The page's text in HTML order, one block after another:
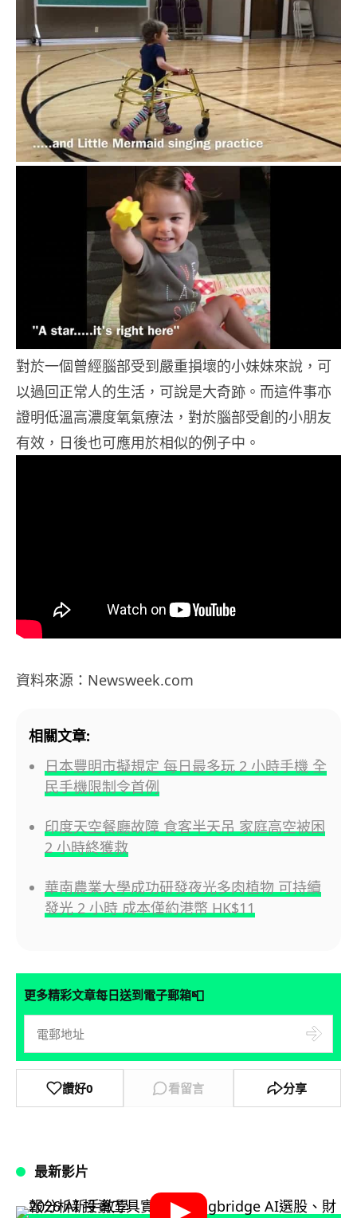
對於一個曾經腦部受到嚴重損壞的小妹妹來說，可
以過回正常人的生活，可說是大奇跡。而這件事亦
證明低溫高濃度氧氣療法，對於腦部受創的小朋友
有效，日後也可應用於相似的例子中。
資料來源：Newsweek.com
相關文章:
日本豐明市擬規定 每日最多玩 2 小時手機 全
民手機限制令首例
印度天空餐廳故障 食客半天吊 家庭高空被困
2 小時終獲救
華南農業大學成功研發夜光多肉植物 可持續
發光 2 小時 成本僅約港幣 HK$11
更多精彩文章每日送到電子郵箱📮
讚好0 看留言 分享
最新影片